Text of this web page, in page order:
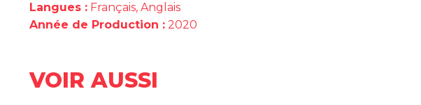
Langues : Français, Anglais
Année de Production : 2020
VOIR AUSSI